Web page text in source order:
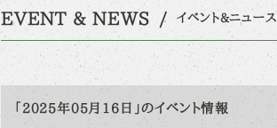
EVENT & NEWS イベント&ニュース
「2025年05月16日」のイベント情報